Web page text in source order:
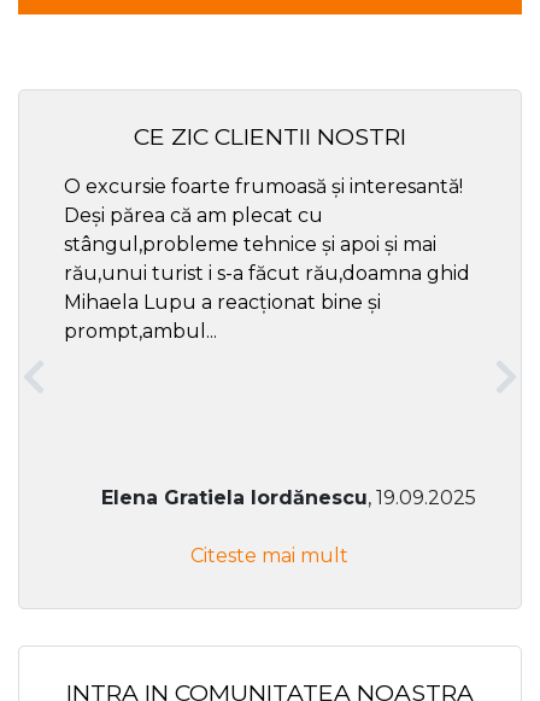
CE ZIC CLIENTII NOSTRI
O excursie foarte frumoasă și interesantă!
Deși părea că am plecat cu
stângul,probleme tehnice și apoi și mai
rău,unui turist i s-a făcut rău,doamna ghid
Mihaela Lupu a reacționat bine și
prompt,ambul...
Elena Gratiela Iordănescu, 19.09.2025
Citeste mai mult
INTRA IN COMUNITATEA NOASTRA